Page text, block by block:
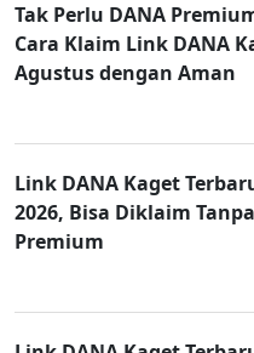
Tak Perlu DANA
Cara Klaim Link DANA
Agustus dengan Aman
Link DANA Kaget
2026, Bisa Diklaim
Premium